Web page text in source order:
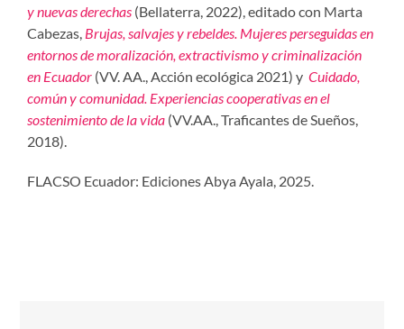
y nuevas derechas(Bellaterra, 2022), editado con Marta
Cabezas, Brujas, salvajes y rebeldes. Mujeres perseguidas en
entornos de moralización, extractivismo y criminalización
en Ecuador(VV. AA., Acción ecológica 2021) y Cuidado,
común y comunidad. Experiencias cooperativas en el
sostenimiento de la vida (VV.AA., Traficantes de Sueños,
2018).
FLACSO Ecuador: Ediciones Abya Ayala, 2025.